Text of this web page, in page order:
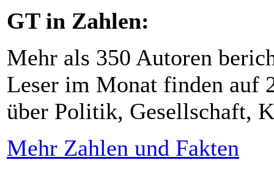
GT in Zahlen:
Mehr als 350 Autoren
Leser im Monat finden auf
über Politik, Gesellschaft,
Mehr Zahlen und Fakten